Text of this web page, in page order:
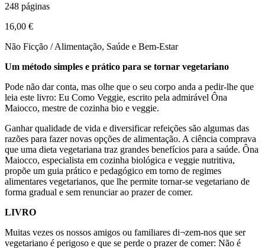
248 páginas
16,00 €
Não Ficção / Alimentação, Saúde e Bem-Estar
Um método simples e prático para se tornar vegetariano
Pode não dar conta, mas olhe que o seu corpo anda a pedir-lhe que
leia este livro: Eu Como Veggie, escrito pela admirável Ôna
Maiocco, mestre de cozinha bio e veggie.
Ganhar qualidade de vida e diversificar refeições são algumas das
razões para fazer novas opções de alimentação. A ciência comprava
que uma dieta vegetariana traz grandes benefícios para a saúde. Ôna
Maiocco, especialista em cozinha biológica e veggie nutritiva,
propõe um guia prático e pedagógico em torno de regimes
alimentares vegetarianos, que lhe permite tornar-se vegetariano de
forma gradual e sem renunciar ao prazer de comer.
LIVRO
Muitas vezes os nossos amigos ou familiares di¬zem-nos que ser
vegetariano é perigoso e que se perde o prazer de comer: Não é